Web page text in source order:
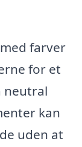
farver
for et
neutral
kan
uden at